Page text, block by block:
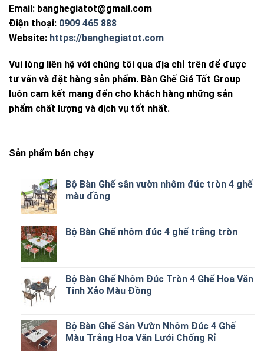
Email: banghegiatot@gmail.com
Điện thoại: 0909 465 888
Website: https://banghegiatot.com
Vui lòng liên hệ với chúng tôi qua địa chỉ trên để được
tư vấn và đặt hàng sản phẩm. Bàn Ghế Giá Tốt Group
luôn cam kết mang đến cho khách hàng những sản
phẩm chất lượng và dịch vụ tốt nhất.
Sản phẩm bán chạy
Bộ Bàn Ghế sân vườn nhôm đúc tròn 4 ghế
màu đồng
Bộ Bàn Ghế nhôm đúc 4 ghế trắng tròn
Bộ Bàn Ghế Nhôm Đúc Tròn 4 Ghế Hoa Văn
Tinh Xảo Màu Đồng
Bộ Bàn Ghế Sân Vườn Nhôm Đúc 4 Ghế
Màu Trắng Hoa Văn Lưới Chống Rỉ